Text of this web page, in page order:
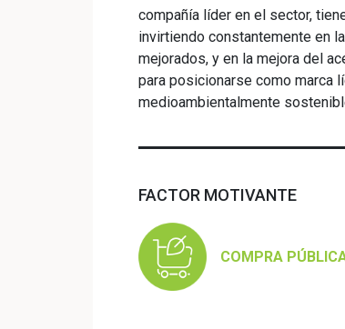
compañía líder en el sector,
invirtiendo constantemente en
mejorados, y en la mejora del
para posicionarse como marca
medioambientalmente
FACTOR MOTIVANTE
COMPRA